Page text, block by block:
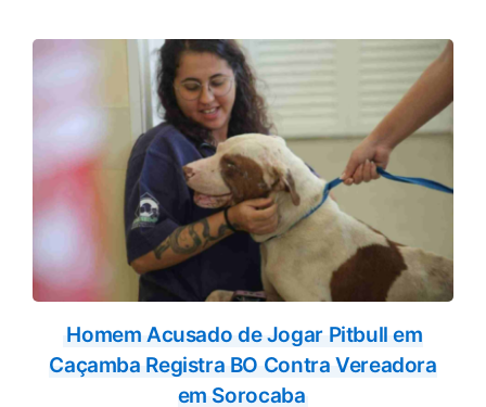
Homem Acusado de Jogar Pitbull em
Caçamba Registra BO Contra Vereadora
em Sorocaba